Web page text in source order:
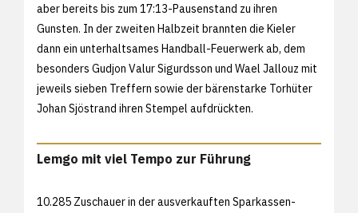
aber bereits bis zum 17:13-Pausenstand zu ihren
Gunsten. In der zweiten Halbzeit brannten die Kieler
dann ein unterhaltsames Handball-Feuerwerk ab, dem
besonders Gudjon Valur Sigurdsson und Wael Jallouz mit
jeweils sieben Treffern sowie der bärenstarke Torhüter
Johan Sjöstrand ihren Stempel aufdrückten.
Lemgo mit viel Tempo zur Führung
10.285 Zuschauer in der ausverkauften Sparkassen-